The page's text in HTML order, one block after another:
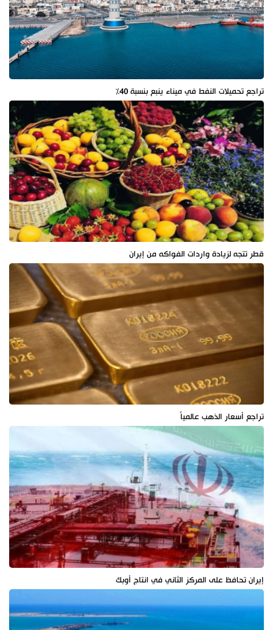
تراجع تحميلات النفط في ميناء ينبع بنسبة 40%
قطر تتجه لزيادة واردات الفواكه من إيران
تراجع أسعار الذهب عالمياً
إيران تحافظ على المركز الثاني في انتاج أوبك